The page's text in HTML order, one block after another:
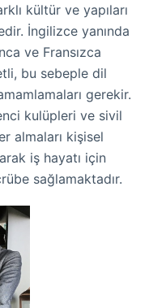
kültür ve yapıları
İngilizce yanında
ve Fransızca
bu sebeple dil
gerekir.
kulüpleri ve sivil
almaları kişisel
iş hayatı için
sağlamaktadır.